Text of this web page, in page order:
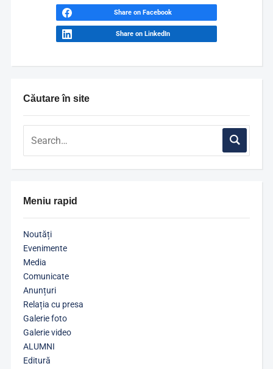
Căutare în site
Meniu rapid
Noutăți
Evenimente
Media
Comunicate
Anunțuri
Relația cu presa
Galerie foto
Galerie video
ALUMNI
Editură
Share on Facebook
Share on LinkedIn